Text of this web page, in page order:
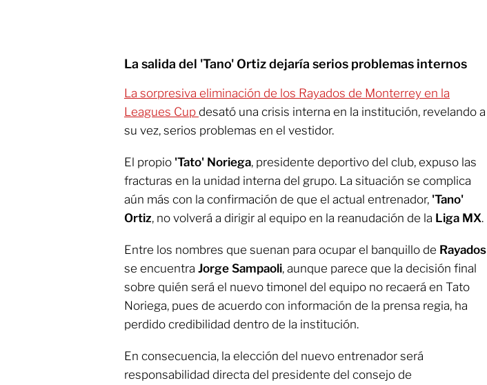
La salida del 'Tano' Ortiz dejaría serios problemas internos
La sorpresiva eliminación de los Rayados de Monterrey en la
Leagues Cup desató una crisis interna en la institución, revelando a
su vez, serios problemas en el vestidor.
El propio 'Tato' Noriega, presidente deportivo del club, expuso las
fracturas en la unidad interna del grupo. La situación se complica
aún más con la confirmación de que el actual entrenador, 'Tano'
Ortiz, no volverá a dirigir al equipo en la reanudación de la Liga MX.
Entre los nombres que suenan para ocupar el banquillo de Rayados
se encuentra Jorge Sampaoli, aunque parece que la decisión final
sobre quién será el nuevo timonel del equipo no recaerá en Tato
Noriega, pues de acuerdo con información de la prensa regia, ha
perdido credibilidad dentro de la institución.
En consecuencia, la elección del nuevo entrenador será
responsabilidad directa del presidente del consejo de